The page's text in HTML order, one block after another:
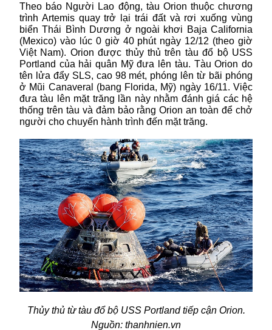
Theo báo Người Lao động, tàu Orion thuộc chương
trình Artemis quay trở lại trái đất và rơi xuống vùng
biển Thái Bình Dương ở ngoài khơi Baja California
(Mexico) vào lúc 0 giờ 40 phút ngày 12/12 (theo giờ
Việt Nam). Orion được thủy thủ trên tàu đổ bộ USS
Portland của hải quân Mỹ đưa lên tàu. Tàu Orion do
tên lửa đẩy SLS, cao 98 mét, phóng lên từ bãi phóng
ở Mũi Canaveral (bang Florida, Mỹ) ngày 16/11. Việc
đưa tàu lên mặt trăng lần này nhằm đánh giá các hệ
thống trên tàu và đảm bảo rằng Orion an toàn để chở
người cho chuyến hành trình đến mặt trăng.
Thủy thủ từ tàu đổ bộ USS Portland tiếp cận Orion.
Nguồn: thanhnien.vn